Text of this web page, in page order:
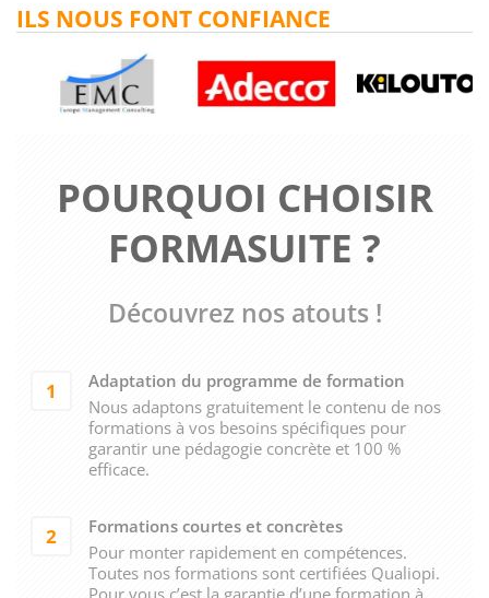
POURQUOI CHOISIR
FORMASUITE ?
Découvrez nos atouts !
1
Adaptation du programme de formation
Nous adaptons gratuitement le contenu de nos
formations à vos besoins spécifiques pour
garantir une pédagogie concrète et 100 %
efficace.
2
Formations courtes et concrètes
Pour monter rapidement en compétences.
Toutes nos formations sont certifiées Qualiopi.
Pour vous c’est la garantie d’une formation à
ILS NOUS FONT CONFIANCE